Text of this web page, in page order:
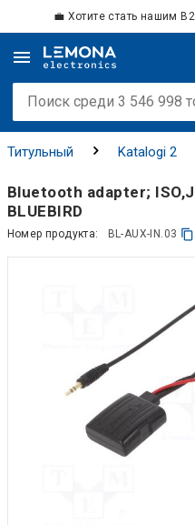
💼 Хотите стать нашим
Титульный Katalogi 2
Bluetooth adapter;
BLUEBIRD
Номер продукта: BL-AUX-IN.03